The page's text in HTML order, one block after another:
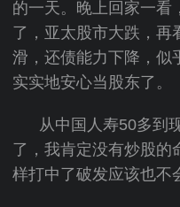
的一天。晚上回家一看
了，亚太股市大跌，再
滑，还债能力下降，似
实实地安心当股东了。
从中国人寿50多到
了，我肯定没有炒股的
样打中了破发应该也不